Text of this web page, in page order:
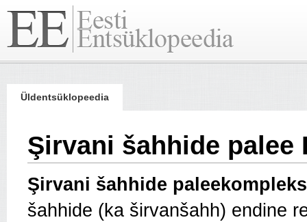
Üldentsüklopeedia
Şirvani šahhide palee
Şirvani šahhide
šahhide (ka širvanšahh) endine